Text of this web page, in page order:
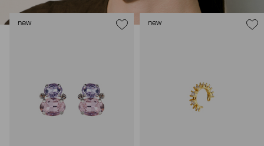
new new